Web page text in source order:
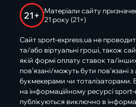
21+
Матеріали сайту
21 року (21+)
Сайт sport-express.ua не
та/або віртуальні гроші, також
якій формі оплату ставок та/
пов’язані/можуть бути пов’язані
букмекерами чи тоталізаторами.
на інформаційному ресурсі
публікуються виключно в